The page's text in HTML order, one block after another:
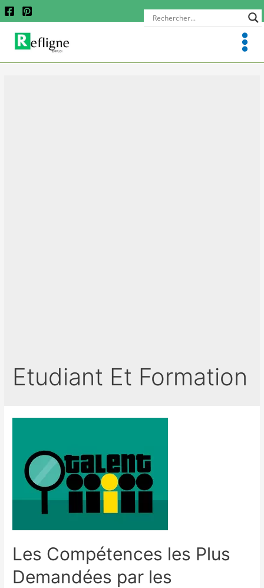
Etudiant Et Formation
Les Compétences les Plus
Demandées par les